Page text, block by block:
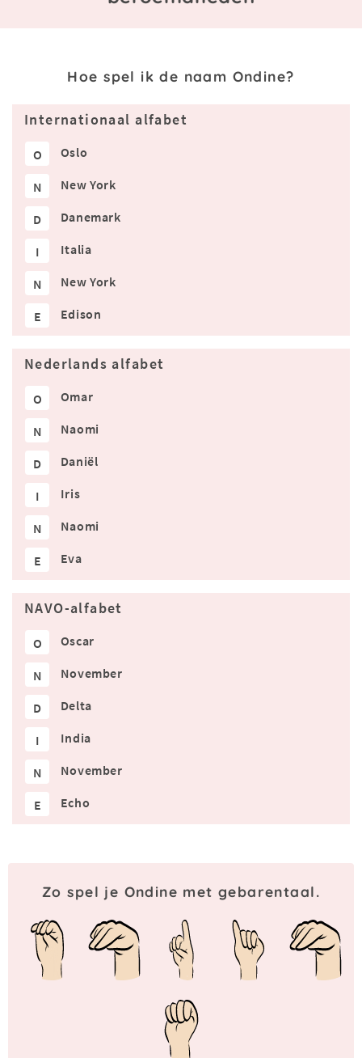
Hoe spel ik de naam Ondine?
Internationaal alfabet
O Oslo
N New York
D Danemark
I Italia
N New York
E Edison
Nederlands alfabet
O Omar
N Naomi
D Daniël
I Iris
N Naomi
E Eva
NAVO-alfabet
O Oscar
N November
D Delta
I India
N November
E Echo
Zo spel je Ondine met gebarentaal.